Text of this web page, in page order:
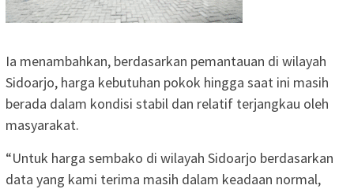
Ia menambahkan, berdasarkan pemantauan di wilayah
Sidoarjo, harga kebutuhan pokok hingga saat ini masih
berada dalam kondisi stabil dan relatif terjangkau oleh
masyarakat.
“Untuk harga sembako di wilayah Sidoarjo berdasarkan
data yang kami terima masih dalam keadaan normal,